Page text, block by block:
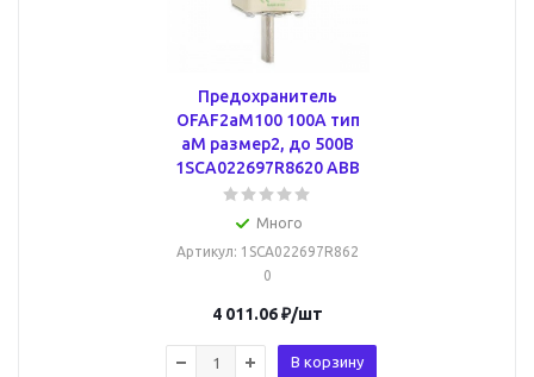
Предохранитель
OFAF2aM100 100A тип
аМ размер2, до 500В
1SCA022697R8620 ABB
Много
Артикул: 1SCA022697R862
0
4 011.06₽/шт
В корзину